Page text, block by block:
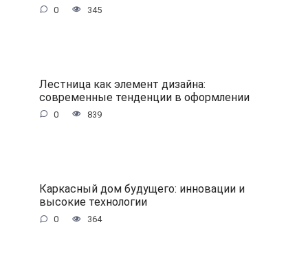
0 345
Лестница как элемент дизайна:
современные тенденции в оформлении
0 839
Каркасный дом будущего: инновации и
высокие технологии
0 364